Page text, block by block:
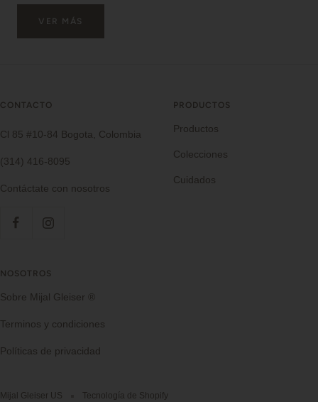
VER MÁS
CONTACTO
Cl 85 #10-84 Bogota, Colombia
(314) 416-8095
Contáctate con nosotros
PRODUCTOS
Productos
Colecciones
Cuidados
NOSOTROS
Sobre Mijal Gleiser ®
Terminos y condiciones
Políticas de privacidad
Mijal Gleiser US Tecnología de Shopify